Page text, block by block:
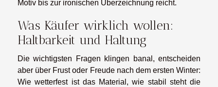
Motiv bis zur ironischen Überzeichnung reicht.
Was Käufer wirklich wollen:
Haltbarkeit und Haltung
Die wichtigsten Fragen klingen banal, entscheiden
aber über Frust oder Freude nach dem ersten Winter:
Wie wetterfest ist das Material, wie stabil steht die